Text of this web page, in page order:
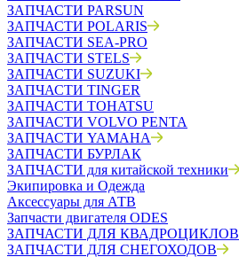
ЗАПЧАСТИ PARSUN
ЗАПЧАСТИ POLARIS
ЗАПЧАСТИ SEA-PRO
ЗАПЧАСТИ STELS
ЗАПЧАСТИ SUZUKI
ЗАПЧАСТИ TINGER
ЗАПЧАСТИ TOHATSU
ЗАПЧАСТИ VOLVO PENTA
ЗАПЧАСТИ YAMAHA
ЗАПЧАСТИ БУРЛАК
ЗАПЧАСТИ для китайской техники
Экипировка и Одежда
Аксессуары для АТВ
Запчасти двигателя ODES
ЗАПЧАСТИ ДЛЯ КВАДРОЦИКЛОВ
ЗАПЧАСТИ ДЛЯ СНЕГОХОДОВ